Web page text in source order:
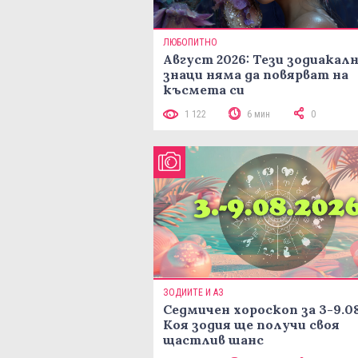
ЛЮБОПИТНО
Август 2026: Тези
знаци няма да повярват на
късмета си
1 122 6 мин 0
ЗОДИИТЕ И АЗ
Седмичен хороскоп за 3-
Коя зодия ще получи своя
щастлив шанс